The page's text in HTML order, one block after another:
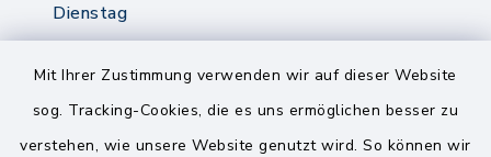
Mit Ihrer Zustimmung verwenden wir auf dieser Website
sog. Tracking-Cookies, die es uns ermöglichen besser zu
verstehen, wie unsere Website genutzt wird. So können wir
Dienstag
8.00-12.00 Uhr
14.00-18.00 Uhr